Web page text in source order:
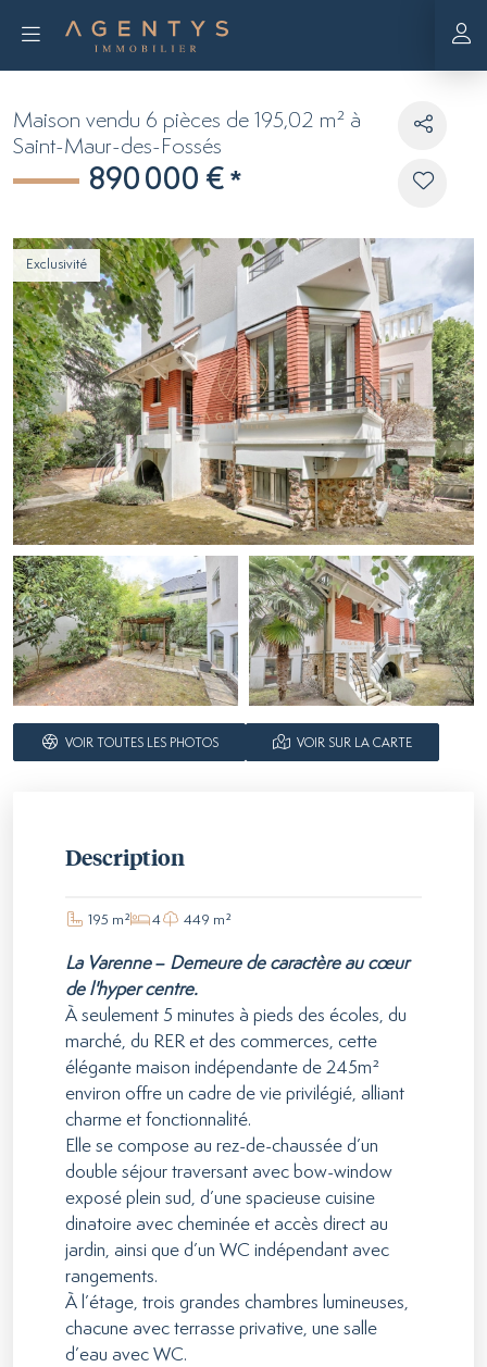
Maison vendu 6 pièces de 195,02 m² à
Saint-Maur-des-Fossés
890 000 € *
Exclusivité
VOIR TOUTES LES PHOTOS VOIR SUR LA CARTE
Description
195 m² 4 449 m²
La Varenne – Demeure de caractère au cœur
de l'hyper centre.
À seulement 5 minutes à pieds des écoles, du
marché, du RER et des commerces, cette
élégante maison indépendante de 245m²
environ offre un cadre de vie privilégié, alliant
charme et fonctionnalité.
Elle se compose au rez-de-chaussée d’un
double séjour traversant avec bow-window
exposé plein sud, d’une spacieuse cuisine
dinatoire avec cheminée et accès direct au
jardin, ainsi que d’un WC indépendant avec
rangements.
À l’étage, trois grandes chambres lumineuses,
chacune avec terrasse privative, une salle
d’eau avec WC.